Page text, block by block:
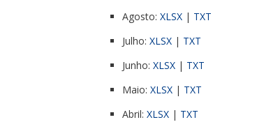
Agosto: XLSX | TXT
Julho: XLSX | TXT
Junho: XLSX | TXT
Maio: XLSX | TXT
Abril: XLSX | TXT